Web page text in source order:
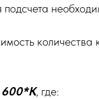
600*K, где: